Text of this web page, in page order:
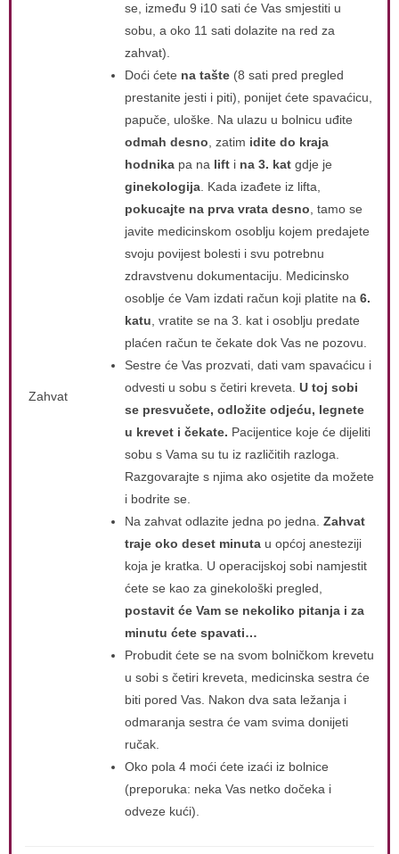
Zahvat
se, između 9 i10 sati će Vas smjestiti u
sobu, a oko 11 sati dolazite na red za
zahvat).
Doći ćete na tašte (8 sati pred pregled
prestanite jesti i piti), ponijet ćete spavaćicu,
papuče, uloške. Na ulazu u bolnicu uđite
odmah desno , zatim idite do kraja
hodnika pa na lift i na 3. kat gdje je
ginekologija . Kada izađete iz lifta,
pokucajte na prva vrata desno , tamo se
javite medicinskom osoblju kojem predajete
svoju povijest bolesti i svu potrebnu
zdravstvenu dokumentaciju. Medicinsko
osoblje će Vam izdati račun koji platite na 6.
katu , vratite se na 3. kat i osoblju predate
plaćen račun te čekate dok Vas ne pozovu.
Sestre će Vas prozvati, dati vam spavaćicu i
odvesti u sobu s četiri kreveta. U toj sobi
se presvučete, odložite odjeću, legnete
u krevet i čekate. Pacijentice koje će dijeliti
sobu s Vama su tu iz različitih razloga.
Razgovarajte s njima ako osjetite da možete
i bodrite se.
Na zahvat odlazite jedna po jedna. Zahvat
traje oko deset minuta u općoj anesteziji
koja je kratka. U operacijskoj sobi namjestit
ćete se kao za ginekološki pregled,
postavit će Vam se nekoliko pitanja i za
minutu ćete spavati…
Probudit ćete se na svom bolničkom krevetu
u sobi s četiri kreveta, medicinska sestra će
biti pored Vas. Nakon dva sata ležanja i
odmaranja sestra će vam svima donijeti
ručak.
Oko pola 4 moći ćete izaći iz bolnice
(preporuka: neka Vas netko dočeka i
odveze kući).